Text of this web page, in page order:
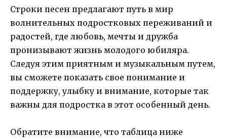
Строки песен предлагают путь в мир
волнительных подростковых переживаний и
радостей, где любовь, мечты и дружба
пронизывают жизнь молодого юбиляра.
Следуя этим приятным и музыкальным путем,
вы сможете показать свое понимание и
поддержку, улыбку и внимание, которые так
важны для подростка в этот особенный день.
Обратите внимание, что таблица ниже